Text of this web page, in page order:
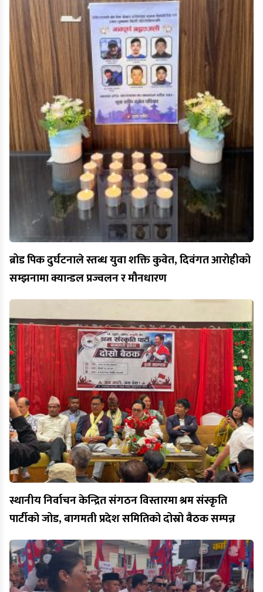
ब्रोड पिक दुर्घटनाले स्तब्ध युवा शक्ति कुवेत, दिवंगत आरोहीको
सम्झनामा क्यान्डल प्रज्वलन र मौनधारण
स्थानीय निर्वाचन केन्द्रित संगठन विस्तारमा श्रम संस्कृति
पार्टीको जोड, बागमती प्रदेश समितिको दोस्रो बैठक सम्पन्न